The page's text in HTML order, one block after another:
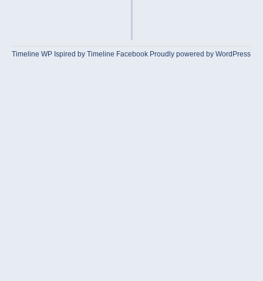
Timeline WP Ispired byTimeline Facebook Proudly powered by WordPress